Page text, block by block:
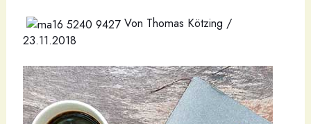
Von Thomas Kötzing /
23.11.2018